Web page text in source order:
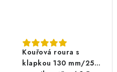
Kouřová roura s
klapkou 130 mm/25